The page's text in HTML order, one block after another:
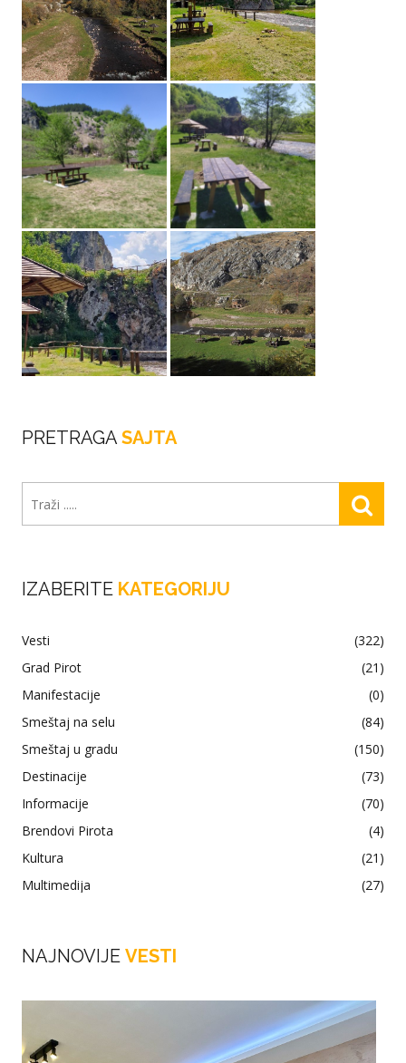
PRETRAGA SAJTA
IZABERITE KATEGORIJU
Vesti
(322)
Grad Pirot
(21)
Manifestacije
(0)
Smeštaj na selu
(84)
Smeštaj u gradu
(150)
Destinacije
(73)
Informacije
(70)
Brendovi Pirota
(4)
Kultura
(21)
Multimedija
(27)
NAJNOVIJE VESTI